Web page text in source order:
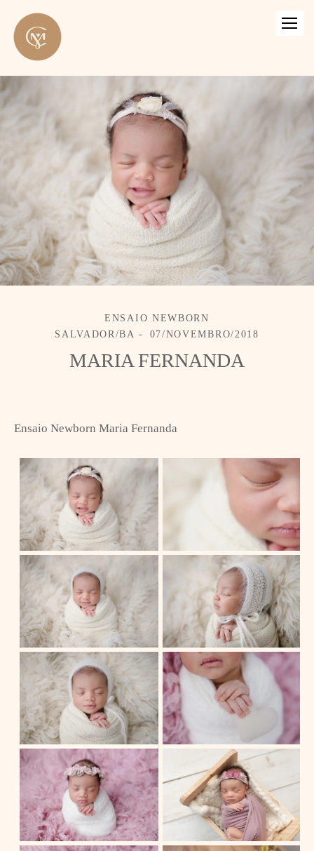
ENSAIO NEWBORN
SALVADOR/BA
07/NOVEMBRO/2018
MARIA FERNANDA
Ensaio Newborn Maria Fernanda